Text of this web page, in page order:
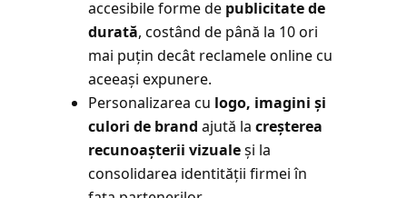
accesibile forme de publicitate de
durată, costând de până la 10 ori
mai puțin decât reclamele online cu
aceeași expunere.
Personalizarea cu logo, imagini și
culori de brand ajută la creșterea
recunoașterii vizualeși la
consolidarea identității firmei în